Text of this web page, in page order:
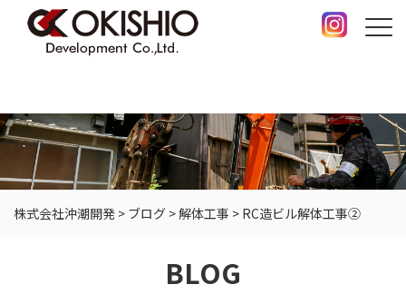
株式会社沖潮開発 > ブログ >解体工事 > RC造ビル解体工事②
BLOG